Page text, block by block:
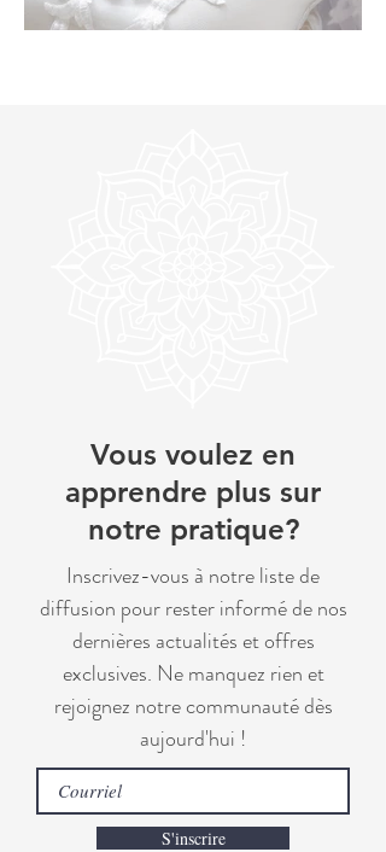
faisons ensemble le premier pas.
Vous voulez en
apprendre plus sur
notre pratique?
Inscrivez-vous à notre liste de
diffusion pour rester informé de nos
dernières actualités et offres
exclusives. Ne manquez rien et
rejoignez notre communauté dès
aujourd'hui !
S'inscrire